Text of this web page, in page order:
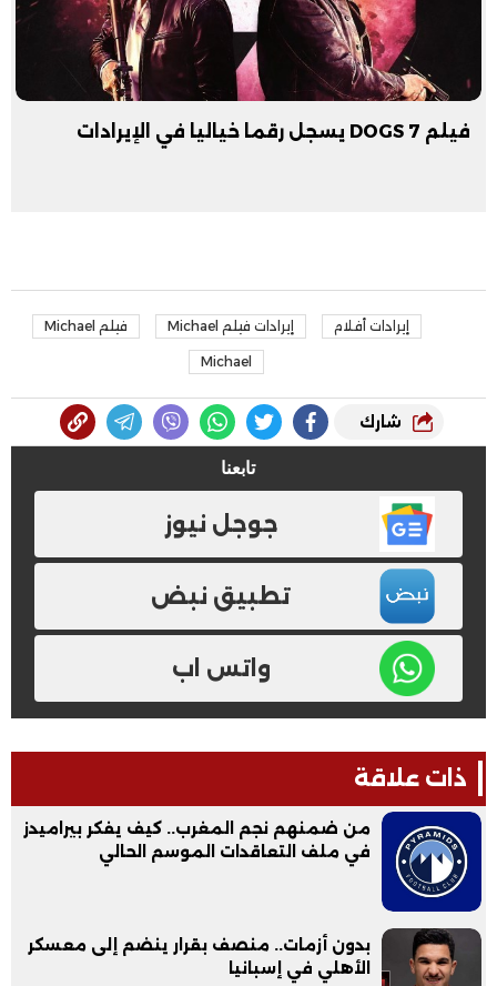
فيلم 7 DOGS يسجل رقما خياليا في الإيرادات
إيرادات أفلام إيرادات فيلم Michael فيلم Michael
Michael
شارك
تابعنا
جوجل نيوز
تطبيق نبض
واتس اب
ذات علاقة
من ضمنهم نجم المغرب.. كيف يفكر بيراميدز
في ملف التعاقدات الموسم الحالي
بدون أزمات.. منصف بقرار ينضم إلى معسكر
الأهلي في إسبانيا